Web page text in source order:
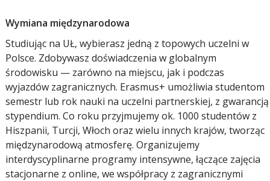
Wymiana międzynarodowa
Studiując na UŁ, wybierasz jedną z topowych uczelni w
Polsce. Zdobywasz doświadczenia w globalnym
środowisku — zarówno na miejscu, jak i podczas
wyjazdów zagranicznych. Erasmus+ umożliwia studentom
semestr lub rok nauki na uczelni partnerskiej, z gwarancją
stypendium. Co roku przyjmujemy ok. 1000 studentów z
Hiszpanii, Turcji, Włoch oraz wielu innych krajów, tworząc
międzynarodową atmosferę. Organizujemy
interdyscyplinarne programy intensywne, łączące zajęcia
stacjonarne z online, we współpracy z zagranicznymi